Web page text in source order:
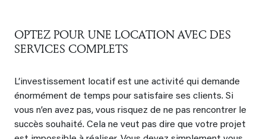
OPTEZ POUR UNE LOCATION AVEC DES
SERVICES COMPLETS
L’investissement locatif est une activité qui demande
énormément de temps pour satisfaire ses clients. Si
vous n’en avez pas, vous risquez de ne pas rencontrer le
succès souhaité. Cela ne veut pas dire que votre projet